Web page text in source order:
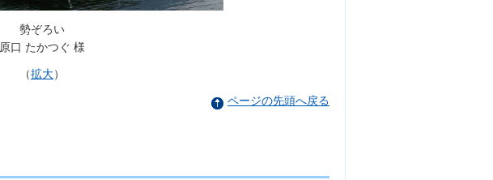
勢ぞろい
原口 たかつぐ 様
（拡大）
ページの先頭へ戻る